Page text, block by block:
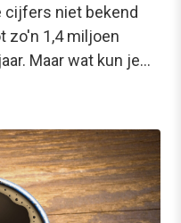
cijfers niet bekend
zo'n 1,4 miljoen
Maar wat kun je…